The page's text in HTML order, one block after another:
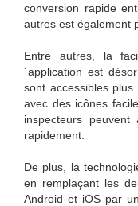
conversion rapide
autres est également
Entre autres, la
´application est
sont accessibles
avec des icônes
inspecteurs
rapidement.
De plus, la
en remplaçant les
Android et iOS par